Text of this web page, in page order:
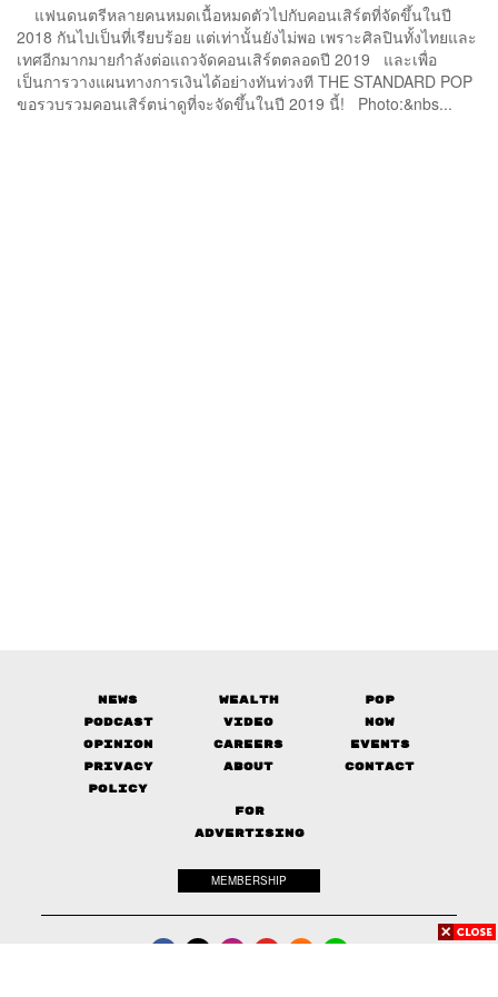
แฟนดนตรีหลายคนหมดเนื้อหมดตัวไปกับคอนเสิร์ตที่จัดขึ้นในปี
2018 กันไปเป็นที่เรียบร้อย แต่เท่านั้นยังไม่พอ เพราะศิลปินทั้งไทยและ
เทศอีกมากมายกำลังต่อแถวจัดคอนเสิร์ตตลอดปี 2019 และเพื่อ
เป็นการวางแผนทางการเงินได้อย่างทันท่วงที THE STANDARD POP
ขอรวบรวมคอนเสิร์ตน่าดูที่จะจัดขึ้นในปี 2019 นี้! Photo:&nbs...
News Wealth
Pop
Podcast
Video
Now
Opinion
Careers
Events
Privacy
Policy
About Contact
FOR
ADVERTISING
MEMBERSHIP